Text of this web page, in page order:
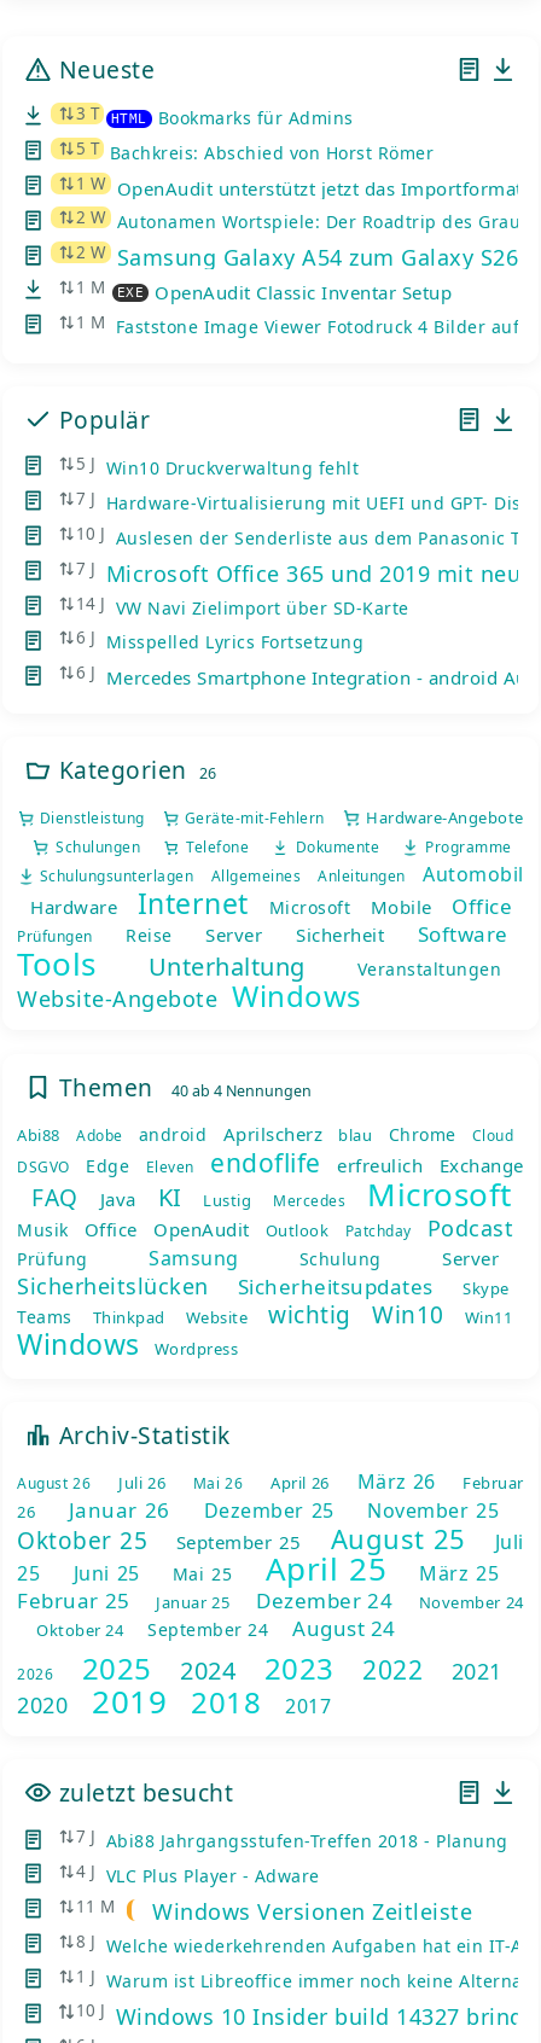
Neueste
3 T HTML Bookmarks für Admins
5 T Bachkreis: Abschied von Horst Römer
1 W OpenAudit unterstützt jetzt das Importformat
2 W Autonamen Wortspiele: Der Roadtrip des
2 W Samsung Galaxy A54 zum Galaxy
1 M EXE OpenAudit Classic Inventar Setup
1 M Faststone Image Viewer Fotodruck 4 Bilder auf
Populär
5 J Win10 Druckverwaltung fehlt
7 J Hardware-Virtualisierung mit UEFI und GPT- Disks
10 J Auslesen der Senderliste aus dem Panasonic TV
7 J Microsoft Office 365 und 2019 mit
14 J VW Navi Zielimport über SD-Karte
6 J Misspelled Lyrics Fortsetzung
6 J Mercedes Smartphone Integration - android
Kategorien 26
Dienstleistung Geräte-mit-Fehlern Hardware-Angebote
Schulungen Telefone Dokumente
Programme
Schulungsunterlagen
Allgemeines Anleitungen Automobil
Hardware Internet Microsoft Mobile Office
Prüfungen Reise Server Sicherheit Software
Tools Unterhaltung Veranstaltungen
Website-Angebote Windows
Themen 40 ab 4 Nennungen
Abi88 Adobe android Aprilscherz blau Chrome
Cloud
DSGVO
Edge Eleven endoflife erfreulich Exchange
FAQ Java KI Lustig Mercedes Microsoft
Musik Office OpenAudit Outlook Patchday Podcast
Prüfung Samsung Schulung Server
Sicherheitslücken Sicherheitsupdates Skype
Teams Thinkpad Website wichtig Win10 Win11
Windows Wordpress
Archiv-Statistik
August 26 Juli 26 Mai 26 April 26 März 26
Februar
26
Januar 26 Dezember 25 November 25
Oktober 25 September 25 August 25
Juli
25
Juni 25 Mai 25 April 25 März 25
Februar 25 Januar 25 Dezember 24
November 24
Oktober 24
September 24 August 24
2026 2025 2024 2023 2022
2021
2020
2019 2018 2017
zuletzt besucht
7 J Abi88 Jahrgangsstufen-Treffen 2018 - Planung
4 J VLC Plus Player - Adware
11 M Windows Versionen Zeitleiste
8 J Welche wiederkehrenden Aufgaben hat ein IT-
1 J Warum ist Libreoffice immer noch keine
10 J Windows 10 Insider build 14327